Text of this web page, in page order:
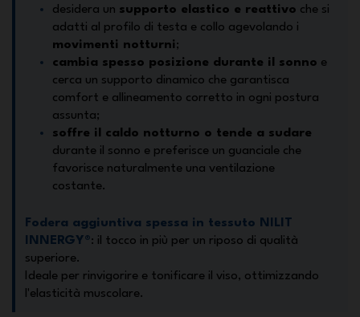
desidera un supporto elastico e reattivo che si
adatti al profilo di testa e collo agevolando i
movimenti notturni;
cambia spesso posizione durante il sonno e
cerca un supporto dinamico che garantisca
comfort e allineamento corretto in ogni postura
assunta;
soffre il caldo notturno o tende a sudare
durante il sonno e preferisce un guanciale che
favorisce naturalmente una ventilazione
costante.
Fodera aggiuntiva spessa in tessuto NILIT
INNERGY®: il tocco in più per un riposo di qualità
superiore.
Ideale per rinvigorire e tonificare il viso, ottimizzando
l'elasticità muscolare.